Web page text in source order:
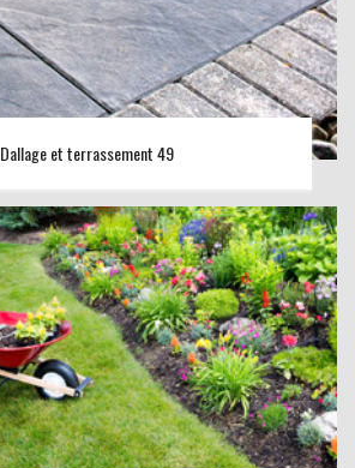
Dallage et terrassement 49